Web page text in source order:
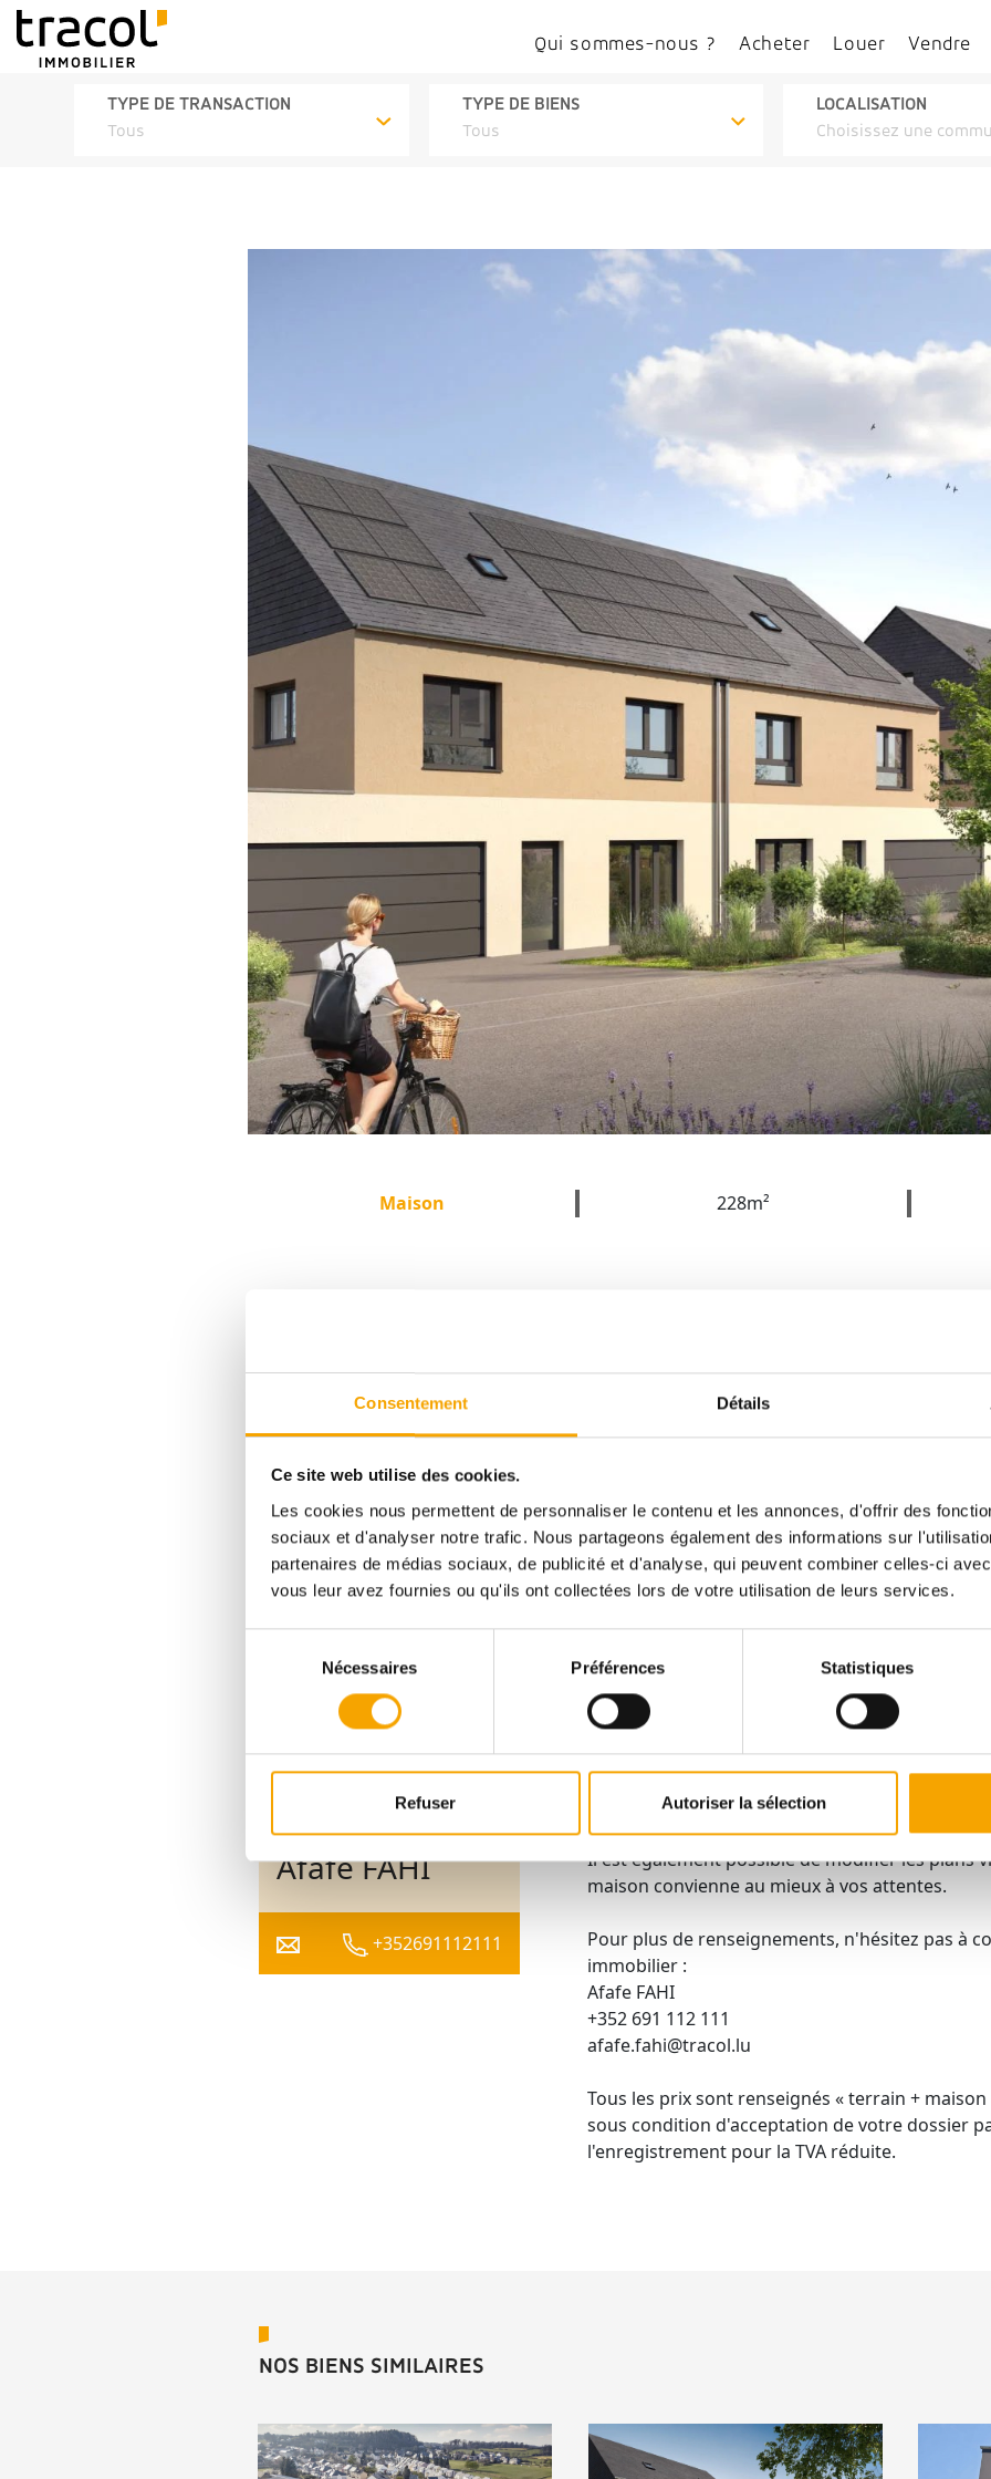
Consentement Détails
Ce site web utilise des cookies.
Les cookies nous permettent de personnaliser le contenu et les annonces, d'offrir des
sociaux et d'analyser notre trafic. Nous partageons également des informations sur
partenaires de médias sociaux, de publicité et d'analyse, qui peuvent combiner celles-ci
vous leur avez fournies ou qu'ils ont collectées lors de votre utilisation de leurs services.
consentement
Nécessaires Préférences Statistiques
Refuser Autoriser la sélection
TYPE DE TRANSACTION
Tous
TYPE DE BIENS
Tous
LOCALISATION
Choisissez une
Qui sommes-nous ? Acheter Louer Vendre
Maison 228m²
DESCRIPTIF
GARNICH
LOT 11 - LOTISSEMENT GARNICH
DPE : AAA
1 818 174,00 €
Pour plus d’informations
sur ce bien, vous pouvez
Afafe FAHI
+352691112111
dans un nouveau quartier de Garnich à
ares qui se compose comme suit :
- cinq chambres
- trois salles de bains
- un espace rangement
- un garage deux voitures
- deux emplacements extérieurs
- un jardin et une terrasse.
Cette maison dispose d'une pompe à chaleur
panneaux solaires photovoltaïques.
Il est également possible de modifier les plans
maison convienne au mieux à vos attentes.
Pour plus de renseignements, n'hésitez pas à
immobilier :
Afafe FAHI
+352 691 112 111
afafe.fahi@tracol.lu
Tous les prix sont renseignés « terrain + maison
sous condition d'acceptation de votre dossier
l'enregistrement pour la TVA réduite.
NOS BIENS SIMILAIRES